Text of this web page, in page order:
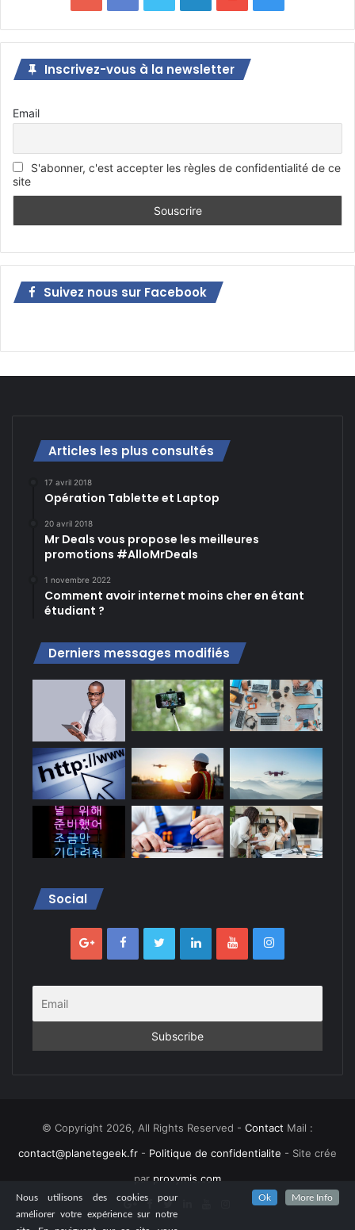
Inscrivez-vous à la newsletter
Email
S'abonner, c'est accepter les règles de confidentialité de ce
site
Suivez nous sur Facebook
Articles les plus consultés
17 avril 2018
Opération Tablette et Laptop
20 avril 2018
Mr Deals vous propose les meilleures
promotions #AlloMrDeals
1 novembre 2022
Comment avoir internet moins cher en étant
étudiant ?
Derniers messages modifiés
Social
© Copyright 2026, All Rights Reserved - Contact Mail :
contact@planetegeek.fr - Politique de confidentialite - Site crée
par proxymis.com
Nous utilisons des cookies pour
améliorer votre expérience sur notre
Ok More Info